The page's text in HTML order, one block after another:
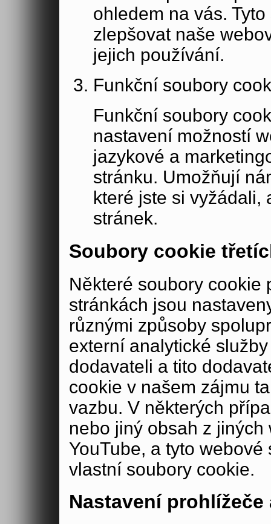
ohledem na vás.
zlepšovat naše
jejich používání.
Funkční soubory
Funkční soubory
nastavení možností
jazykové a
stránku. Umožňují
které jste si vyžádali,
stránek.
Soubory cookie
Některé soubory cookie
stránkách jsou
různými způsoby
externí analytické
dodavateli a tito
cookie v našem zájmu
vazbu. V některých
nebo jiný obsah z
YouTube, a tyto
vlastní soubory cookie.
Nastavení